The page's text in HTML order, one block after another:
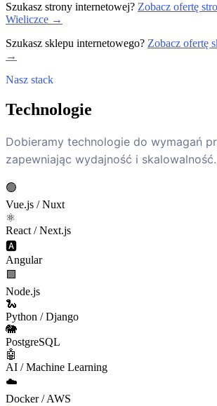
Szukasz strony internetowej? Zobacz ofertę
Wieliczce →
Szukasz sklepu internetowego? Zobacz ofertę
→
Nasz stack
Technologie
Dobieramy technologie do wymagań
zapewniając wydajność i skalowalność.
🟢
Vue.js / Nuxt
⚛️
React / Next.js
🅰️
Angular
🟩
Node.js
🐍
Python / Django
🐘
PostgreSQL
🤖
AI / Machine Learning
☁️
Docker / AWS